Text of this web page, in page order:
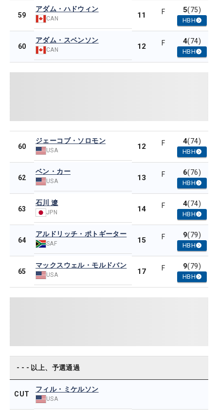
59
アダム・ハドウィン
CAN 11 F 5(75)
HBH
60
アダム・スベンソン
CAN 12 F 4(74)
HBH
60
ジェーコブ・ソロモン
USA 12 F 4(74)
HBH
62
ベン・カー
USA 13 F 6(76)
HBH
63
石川 遼
JPN 14 F 4(74)
HBH
64
アルドリッチ・ポトギーター
SAF 15 F 9(79)
HBH
65
マックスウェル・モルドバン
USA 17 F 9(79)
HBH
- - - 以上、予選通過
CUT
フィル・ミケルソン
USA